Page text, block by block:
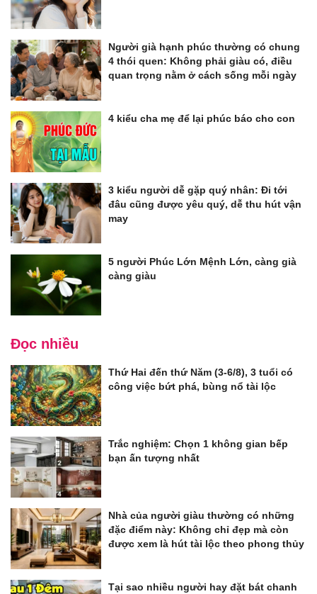
Người già hạnh phúc thường có chung
4 thói quen: Không phải giàu có, điều
quan trọng nằm ở cách sống mỗi ngày
4 kiểu cha mẹ để lại phúc báo cho con
3 kiểu người dễ gặp quý nhân: Đi tới
đâu cũng được yêu quý, dễ thu hút vận
may
5 người Phúc Lớn Mệnh Lớn, càng già
càng giàu
Đọc nhiều
Thứ Hai đến thứ Năm (3-6/8), 3 tuổi có
công việc bứt phá, bùng nổ tài lộc
Trắc nghiệm: Chọn 1 không gian bếp
bạn ấn tượng nhất
Nhà của người giàu thường có những
đặc điểm này: Không chỉ đẹp mà còn
được xem là hút tài lộc theo phong thủy
Tại sao nhiều người hay đặt bát chanh